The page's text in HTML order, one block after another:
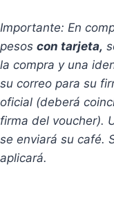
Importante: En
pesos con tarjeta,
la compra y una
su correo para su
oficial (deberá
firma del voucher).
se enviará su café.
aplicará.